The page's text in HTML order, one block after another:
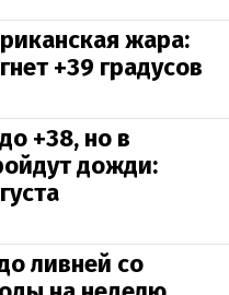
жара:
+39 градусов
+38, но в
дожди:
ливней со